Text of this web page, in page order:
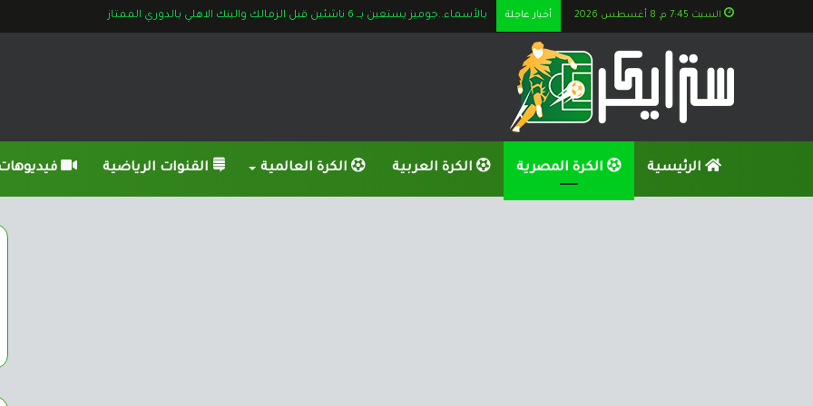
السبت 7:45 م, 8 أغسطس 2026 أخبار عاجلة بالأسماء..جوميز يستعين بــ 6 ناشئين قبل الزمالك والبنك الاهلي بالدوري الممتاز
الرئيسية الكرة المصرية الكرة العربية الكرة العالمية القنوات الرياضية